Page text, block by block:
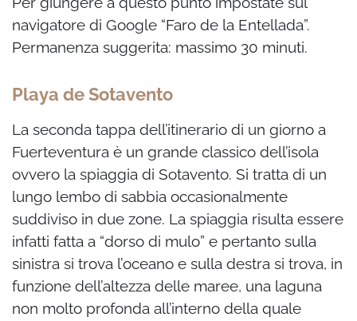
navigatore di Google “Faro de la Entellada”.
Permanenza suggerita: massimo 30 minuti.
Playa de Sotavento
La seconda tappa dell’itinerario di un giorno a
Fuerteventura è un grande classico dell’isola
ovvero la spiaggia di Sotavento. Si tratta di un
lungo lembo di sabbia occasionalmente
suddiviso in due zone. La spiaggia risulta essere
infatti fatta a “dorso di mulo” e pertanto sulla
sinistra si trova l’oceano e sulla destra si trova, in
funzione dell’altezza delle maree, una laguna
non molto profonda all’interno della quale